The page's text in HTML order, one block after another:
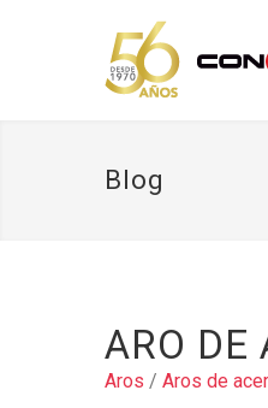
Blog
ARO DE
Aros / Aros de